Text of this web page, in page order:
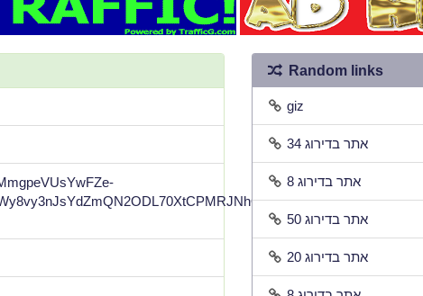
Random links
giz
אתר בדירוג 34
אתר בדירוג 8
אתר בדירוג 50
אתר בדירוג 20